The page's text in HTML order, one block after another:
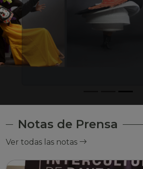
Notas de Prensa
Ver todas las notas